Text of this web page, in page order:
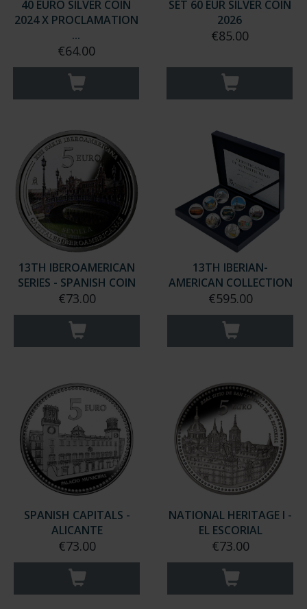
40 EURO SILVER COIN
...
€64.00
SET 60 EUR SILVER COIN
2026
13TH IBEROAMERICAN
SERIES - SPANISH COIN
€73.00
13TH IBERIAN-
AMERICAN COLLECTION
€595.00
SPANISH CAPITALS -
ALICANTE
€73.00
NATIONAL HERITAGE I -
EL ESCORIAL
€73.00